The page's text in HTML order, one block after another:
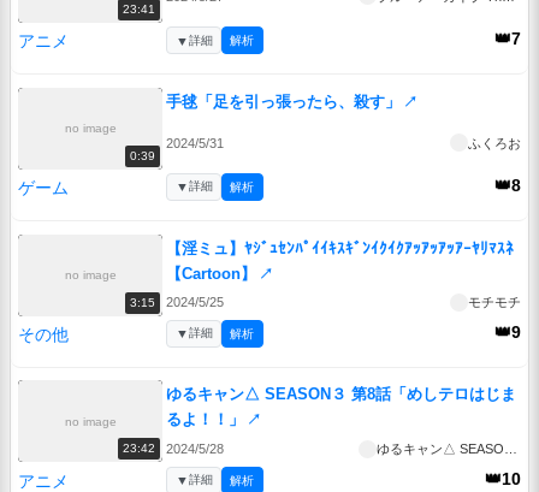
23:41
アニメ 👑7
▼詳細 解析
no image
0:39
手毬「足を引っ張ったら、殺す」 ↗
2024/5/31 ふくろお
ゲーム 👑8
▼詳細 解析
no image
3:15
【淫ミュ】ﾔｼﾞｭｾﾝﾊﾟｲｲｷｽｷﾞﾝｲｸｲｸｱｯｱｯｱｯｱｰﾔﾘﾏｽﾈ
【Cartoon】
↗
2024/5/25 モチモチ
その他 👑9
▼詳細 解析
no image
23:42
ゆるキャン△ SEASON３ 第8話「めしテロはじま
るよ！！」
↗
2024/5/28
アニメ 👑10
▼詳細 解析